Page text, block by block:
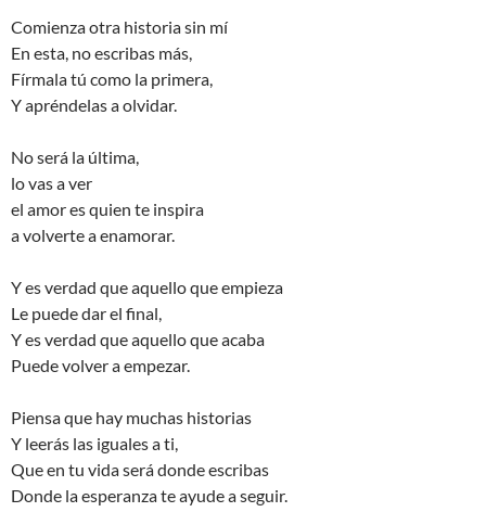
Comienza otra historia sin mí
En esta, no escribas más,
Fírmala tú como la primera,
Y apréndelas a olvidar.
No será la última,
lo vas a ver
el amor es quien te inspira
a volverte a enamorar.
Y es verdad que aquello que empieza
Le puede dar el final,
Y es verdad que aquello que acaba
Puede volver a empezar.
Piensa que hay muchas historias
Y leerás las iguales a ti,
Que en tu vida será donde escribas
Donde la esperanza te ayude a seguir.